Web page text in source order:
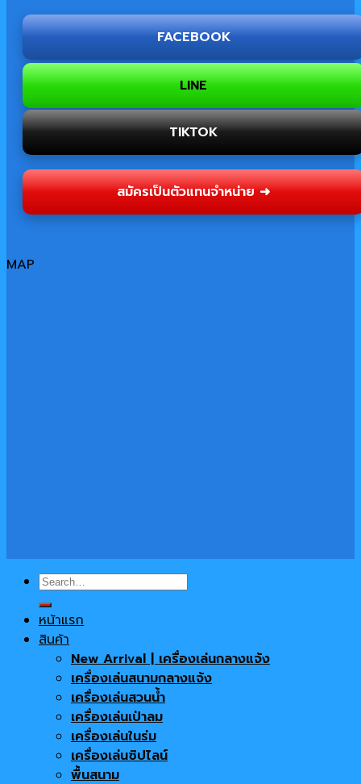
FACEBOOK
LINE
TIKTOK
สมัครเป็นตัวแทนจำหน่าย ➜
MAP
Search
for:
หน้าแรก
สินค้า
New Arrival | เครื่องเล่นกลางแจ้ง
เครื่องเล่นสนามกลางแจ้ง
เครื่องเล่นสวนน้ำ
เครื่องเล่นเป่าลม
เครื่องเล่นในร่ม
เครื่องเล่นซิปไลน์
พื้นสนาม